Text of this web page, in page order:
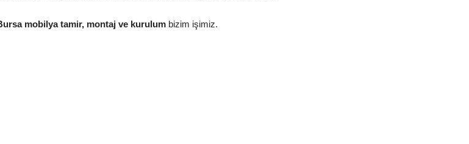
mobilya tamir, montaj ve kurulumbizim işimiz.